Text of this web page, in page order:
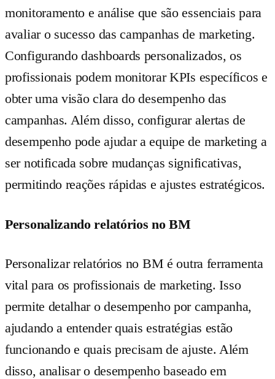
monitoramento e análise que são essenciais para
avaliar o sucesso das campanhas de marketing.
Configurando dashboards personalizados, os
profissionais podem monitorar KPIs específicos e
obter uma visão clara do desempenho das
campanhas. Além disso, configurar alertas de
desempenho pode ajudar a equipe de marketing a
ser notificada sobre mudanças significativas,
permitindo reações rápidas e ajustes estratégicos.
Personalizando relatórios no BM
Personalizar relatórios no BM é outra ferramenta
vital para os profissionais de marketing. Isso
permite detalhar o desempenho por campanha,
ajudando a entender quais estratégias estão
funcionando e quais precisam de ajuste. Além
disso, analisar o desempenho baseado em